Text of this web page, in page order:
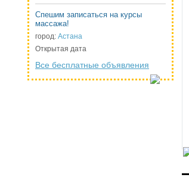
Спешим записаться на курсы
массажа!
город: Астана
Открытая дата
Все бесплатные объявления